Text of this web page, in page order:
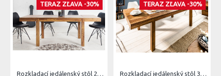
TERAZ ZĽAVA -30%
Rozkladací jedálenský stôl 20976 120/200x80cm Masív drevo Palisander
TERAZ ZĽAVA -30%
Rozkladací jedálenský stôl 35299 160/240x100cm Masív drevo Palisander